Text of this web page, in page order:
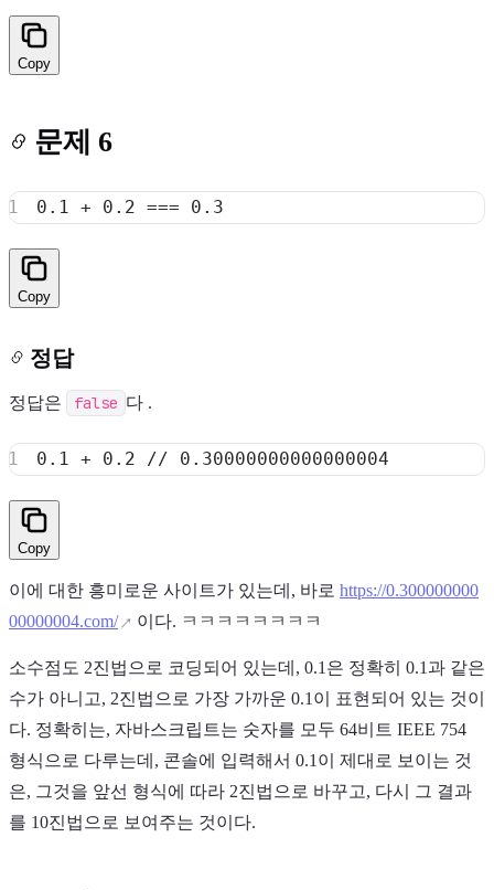
Copy
문제 6
0.1 + 0.2 === 0.3
Copy
정답
정답은 false 다 .
0.1 + 0.2 // 0.30000000000000004
Copy
이에 대한 흥미로운 사이트가 있는데, 바로 https://0.300000000
00000004.com/
이다. ㅋㅋㅋㅋㅋㅋㅋㅋ
소수점도 2진법으로 코딩되어 있는데, 0.1은 정확히 0.1과 같은
수가 아니고, 2진법으로 가장 가까운 0.1이 표현되어 있는 것이
다. 정확히는, 자바스크립트는 숫자를 모두 64비트 IEEE 754
형식으로 다루는데, 콘솔에 입력해서 0.1이 제대로 보이는 것
은, 그것을 앞선 형식에 따라 2진법으로 바꾸고, 다시 그 결과
를 10진법으로 보여주는 것이다.